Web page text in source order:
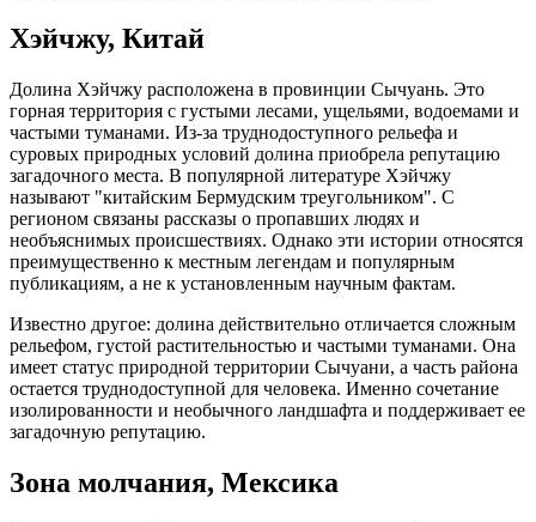
Хэйчжу, Китай
Долина Хэйчжу расположена в провинции Сычуань. Это
горная территория с густыми лесами, ущельями, водоемами и
частыми туманами. Из-за труднодоступного рельефа и
суровых природных условий долина приобрела репутацию
загадочного места. В популярной литературе Хэйчжу
называют "китайским Бермудским треугольником". С
регионом связаны рассказы о пропавших людях и
необъяснимых происшествиях. Однако эти истории относятся
преимущественно к местным легендам и популярным
публикациям, а не к установленным научным фактам.
Известно другое: долина действительно отличается сложным
рельефом, густой растительностью и частыми туманами. Она
имеет статус природной территории Сычуани, а часть района
остается труднодоступной для человека. Именно сочетание
изолированности и необычного ландшафта и поддерживает ее
загадочную репутацию.
Зона молчания, Мексика